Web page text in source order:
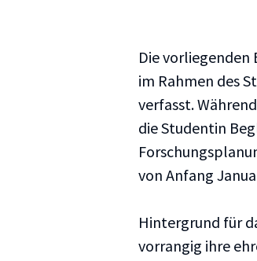
Die vorliegenden
im Rahmen des
verfasst.
die Studentin
von Anfang
Hintergrund für
vorrangig ihre